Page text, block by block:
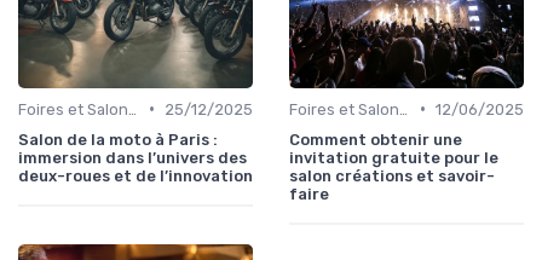
•
25/12/2025
Salon de la moto à Paris :
immersion dans l’univers des
deux-roues et de l’innovation
• 12/06/2025
Comment obtenir une
invitation gratuite pour le
salon créations et savoir-
faire